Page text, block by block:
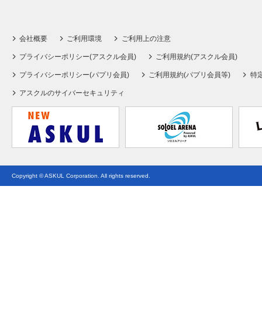
会社概要 ご利用環境 ご利用上の注意
プライバシーポリシー(アスクル会員) ご利用規約(アスクル会員)
プライバシーポリシー(パプリ会員) ご利用規約(パプリ会員等) 特
アスクルのサイバーセキュリティ
Copyright © ASKUL Corporation. All rights reserved.